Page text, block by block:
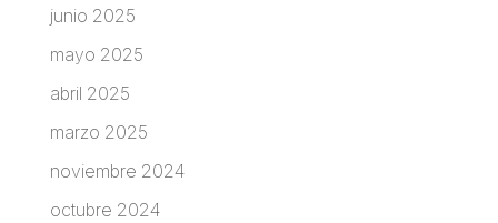
junio 2025
mayo 2025
abril 2025
marzo 2025
noviembre 2024
octubre 2024